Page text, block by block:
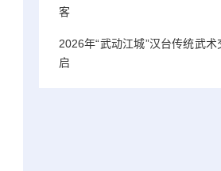
客
2026年“武动江城”汉台传统武
启